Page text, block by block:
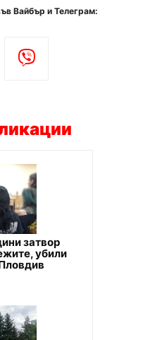
Вайбър и Телеграм:
затвор
убили